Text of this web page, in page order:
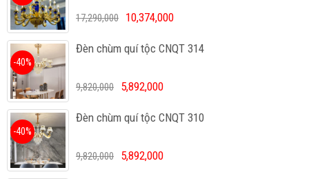
17,290,000 10,374,000
Đèn chùm quí tộc CNQT 314
-40%
9,820,000 5,892,000
Đèn chùm quí tộc CNQT 310
-40%
9,820,000 5,892,000